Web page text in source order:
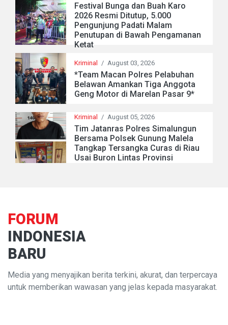
Festival Bunga dan Buah Karo
2026 Resmi Ditutup, 5.000
Pengunjung Padati Malam
Penutupan di Bawah Pengamanan
Ketat
Kriminal / August 03, 2026
*Team Macan Polres Pelabuhan
Belawan Amankan Tiga Anggota
Geng Motor di Marelan Pasar 9*
Kriminal / August 05, 2026
Tim Jatanras Polres Simalungun
Bersama Polsek Gunung Malela
Tangkap Tersangka Curas di Riau
Usai Buron Lintas Provinsi
FORUM
INDONESIA
BARU
Media yang menyajikan berita terkini, akurat, dan terpercaya
untuk memberikan wawasan yang jelas kepada masyarakat.